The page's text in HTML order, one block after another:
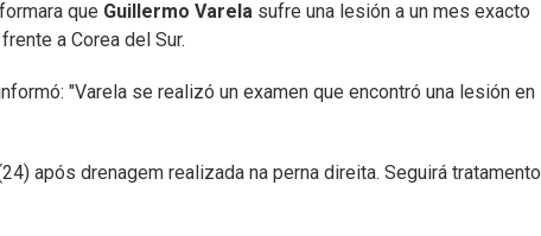
que Guillermo Varela sufre una lesión a un mes exacto
frente a Corea del Sur.
"Varela se realizó un examen que encontró una lesión en
após drenagem realizada na perna direita. Seguirá tratamento